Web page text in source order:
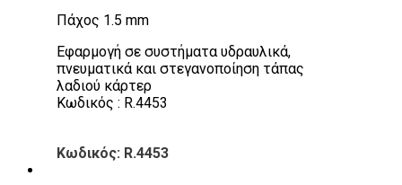
Πάχος 1.5 mm
Εφαρμογή σε συστήματα υδραυλικά,
πνευματικά και στεγανοποίηση τάπας
λαδιού κάρτερ
Κωδικός : R.4453
Κωδικός: R.4453